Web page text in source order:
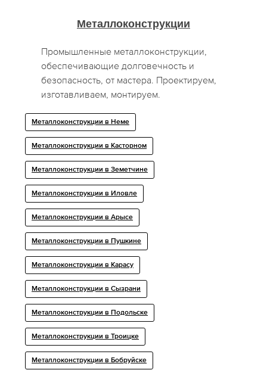
Металлоконструкции
Промышленные металлоконструкции,
обеспечивающие долговечность и
безопасность, от мастера. Проектируем,
изготавливаем, монтируем.
Металлоконструкции в Неме
Металлоконструкции в Касторном
Металлоконструкции в Земетчине
Металлоконструкции в Иловле
Металлоконструкции в Арысе
Металлоконструкции в Пушкине
Металлоконструкции в Карасу
Металлоконструкции в Сызрани
Металлоконструкции в Подольске
Металлоконструкции в Троицке
Металлоконструкции в Бобруйске